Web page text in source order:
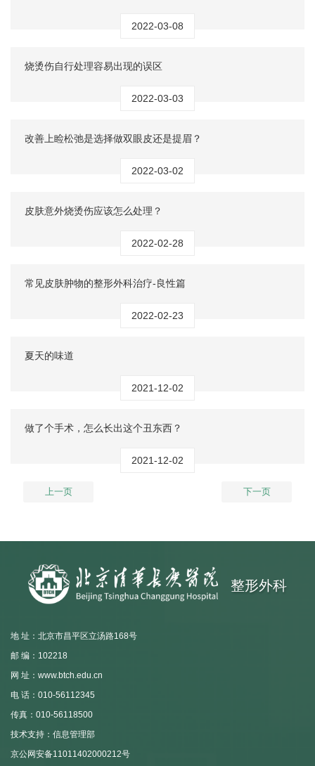
2022-03-08
烧烫伤自行处理容易出现的误区
2022-03-03
改善上睑松弛是选择做双眼皮还是提眉？
2022-03-02
皮肤意外烧烫伤应该怎么处理？
2022-02-28
常见皮肤肿物的整形外科治疗-良性篇
2022-02-23
夏天的味道
2021-12-02
做了个手术，怎么长出这个丑东西？
2021-12-02
上一页 下一页
整形外科
地 址：北京市昌平区立汤路168号
邮 编：102218
网 址：www.btch.edu.cn
电 话：010-56112345
传真：010-56118500
技术支持：信息管理部
京公网安备11011402000212号